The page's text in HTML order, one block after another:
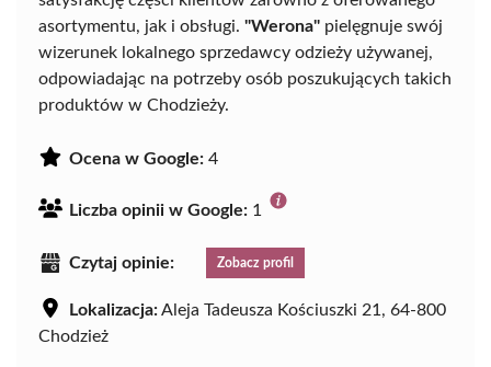
asortymentu, jak i obsługi. "Werona" pielęgnuje swój
wizerunek lokalnego sprzedawcy odzieży używanej,
odpowiadając na potrzeby osób poszukujących takich
produktów w Chodzieży.
Ocena w Google: 4
Liczba opinii w Google: 1
Czytaj opinie: Zobacz profil
Lokalizacja:Aleja Tadeusza Kościuszki 21, 64-800
Chodzież